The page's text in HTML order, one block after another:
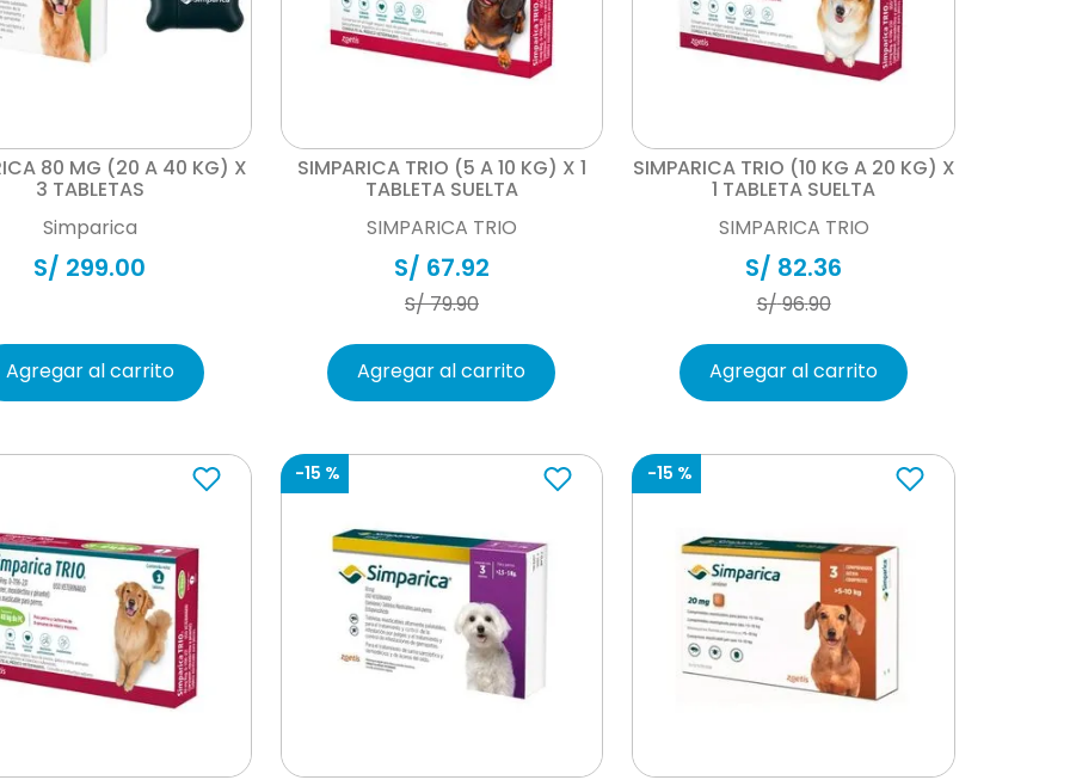
80 MG (20 A 40 KG) X
3 TABLETAS
Simparica
S/ 299.00
Agregar al carrito
SIMPARICA TRIO (5 A 10 KG) X 1
TABLETA SUELTA
SIMPARICA TRIO
S/ 67.92
S/79.90
Agregar al carrito
SIMPARICA TRIO (10 KG A 20 KG) X
1 TABLETA SUELTA
SIMPARICA TRIO
S/ 82.36
S/96.90
Agregar al carrito
-15 % -15 %